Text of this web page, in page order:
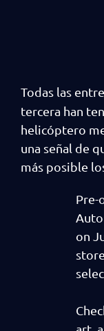
Todas las
tercera han
helicóptero
una señal de
más posible
Pre-
on